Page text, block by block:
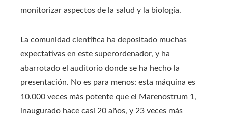
monitorizar aspectos de la salud y la biología.
La comunidad científica ha depositado muchas
expectativas en este superordenador, y ha
abarrotado el auditorio donde se ha hecho la
presentación. No es para menos: esta máquina es
10.000 veces más potente que el Marenostrum 1,
inaugurado hace casi 20 años, y 23 veces más